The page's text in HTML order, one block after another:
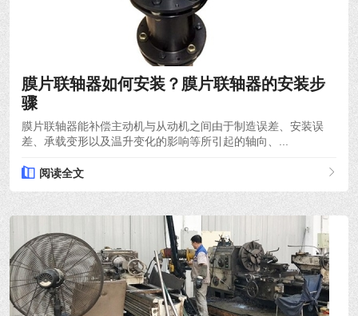
膜片联轴器如何安装？膜片联轴器的安装步
骤
膜片联轴器能补偿主动机与从动机之间由于制造误差、安装误
差、承载变形以及温升变化的影响等所引起的轴向、...
阅读全文